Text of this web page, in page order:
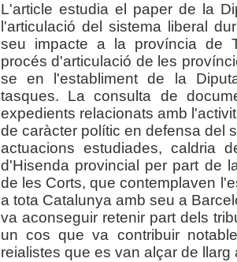
L'article estudia el paper de la
l'articulació del sistema liberal
seu impacte a la província de
procés d'articulació de les
se en l'establiment de la
tasques. La consulta de
expedients relacionats amb
de caràcter polític en defensa del
actuacions estudiades, caldria
d'Hisenda provincial per part de
de les Corts, que contemplaven
a tota Catalunya amb seu a
va aconseguir retenir part dels
un cos que va contribuir
reialistes que es van alçar de